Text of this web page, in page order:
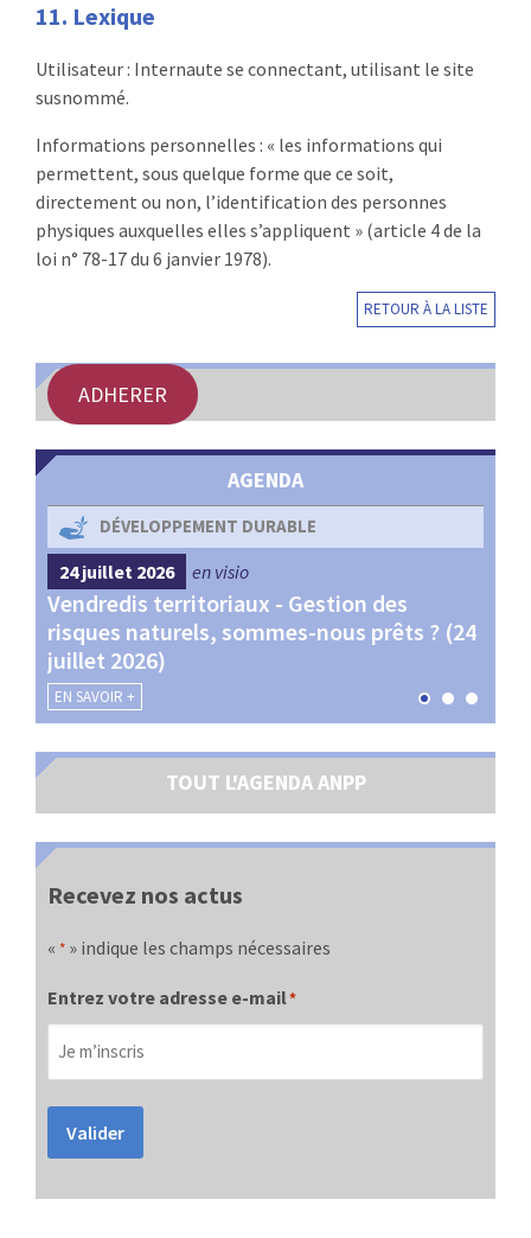
11. Lexique
Utilisateur : Internaute se connectant, utilisant le site
susnommé.
Informations personnelles : « les informations qui
permettent, sous quelque forme que ce soit,
directement ou non, l’identification des personnes
physiques auxquelles elles s’appliquent » (article 4 de la
loi n° 78-17 du 6 janvier 1978).
RETOUR À LA LISTE
ADHERER
AGENDA
DÉVELOPPEMENT DURABLE
24 juillet 2026 en visio
Vendredis territoriaux - Gestion des
risques naturels, sommes-nous prêts ? (24
juillet 2026)
EN SAVOIR +
TOUT L'AGENDA ANPP
Recevez nos actus
« * » indique les champs nécessaires
Entrez votre adresse e-mail*
Valider